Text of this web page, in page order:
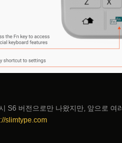
S6 버전으로만 나왔지만, 앞으로 여
slimtype.com